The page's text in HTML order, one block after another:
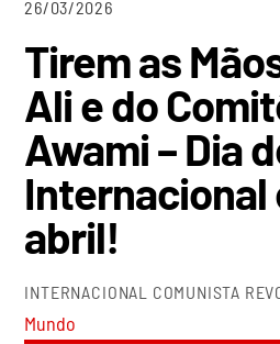
26/03/2026
Tirem as
Ali e do
Awami – Dia
Internacional
abril!
INTERNACIONAL COMUNISTA
Mundo